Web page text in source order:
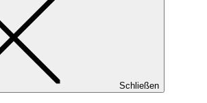
Schließen